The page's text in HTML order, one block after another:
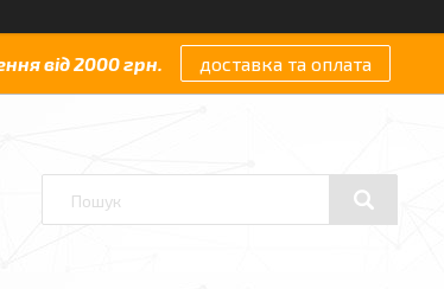
від 2000 грн. доставка та оплата